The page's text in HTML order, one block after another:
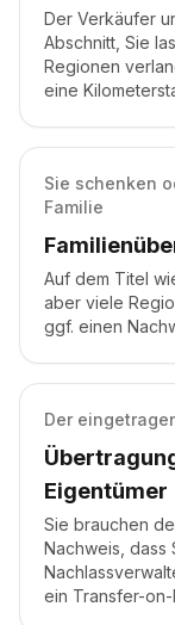
Der Verkäufer
Abschnitt, Sie
Regionen
eine
Sie schenken
Familie
Auf dem Titel
aber viele
ggf. einen
Der
Eigentümer
Sie brauchen
Nachweis, dass
ein Transfer-